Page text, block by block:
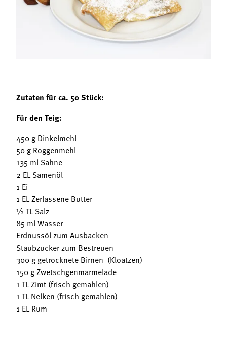
Mitgliedschaft
Bäuerliche Buffets
Hofgeschichten
Zutaten für ca. 50 Stück:
Für den Teig:
450 g Dinkelmehl
50 g Roggenmehl
135 ml Sahne
2 EL Samenöl
1 Ei
1 EL Zerlassene Butter
½ TL Salz
85 ml Wasser
Erdnussöl zum Ausbacken
Staubzucker zum Bestreuen
300 g getrocknete Birnen (Kloatzen)
150 g Zwetschgenmarmelade
1 TL Zimt (frisch gemahlen)
1 TL Nelken (frisch gemahlen)
1 EL Rum